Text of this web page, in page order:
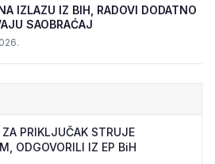
IZLAZU IZ BIH, RADOVI DODATNO
SAOBRAĆAJ
PRIKLJUČAK STRUJE
ODGOVORILI IZ EP BiH